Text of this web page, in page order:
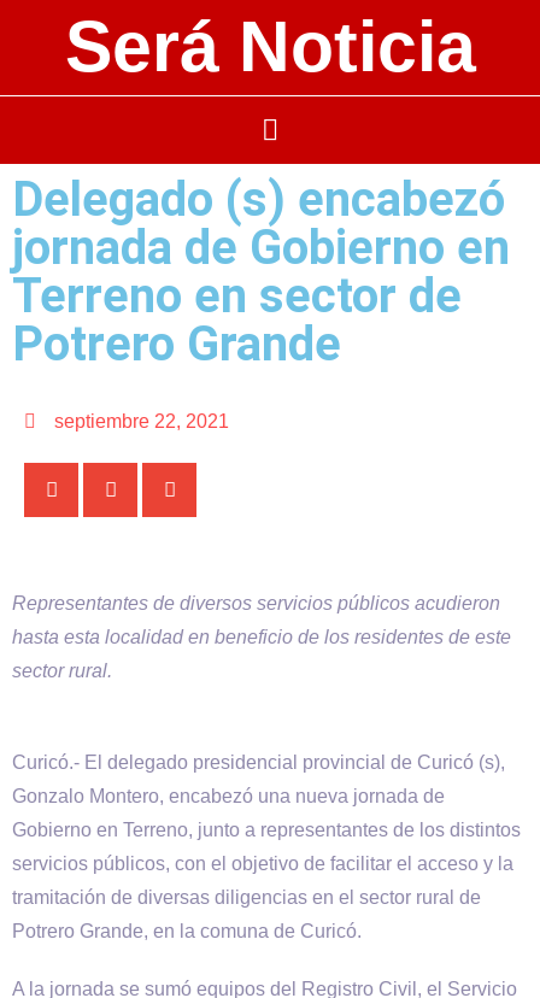
Será Noticia
Delegado (s) encabezó
jornada de Gobierno en
Terreno en sector de
Potrero Grande
septiembre 22, 2021
Representantes de diversos servicios públicos acudieron
hasta esta localidad en beneficio de los residentes de este
sector rural.
Curicó.- El delegado presidencial provincial de Curicó (s),
Gonzalo Montero, encabezó una nueva jornada de
Gobierno en Terreno, junto a representantes de los distintos
servicios públicos, con el objetivo de facilitar el acceso y la
tramitación de diversas diligencias en el sector rural de
Potrero Grande, en la comuna de Curicó.
A la jornada se sumó equipos del Registro Civil, el Servicio